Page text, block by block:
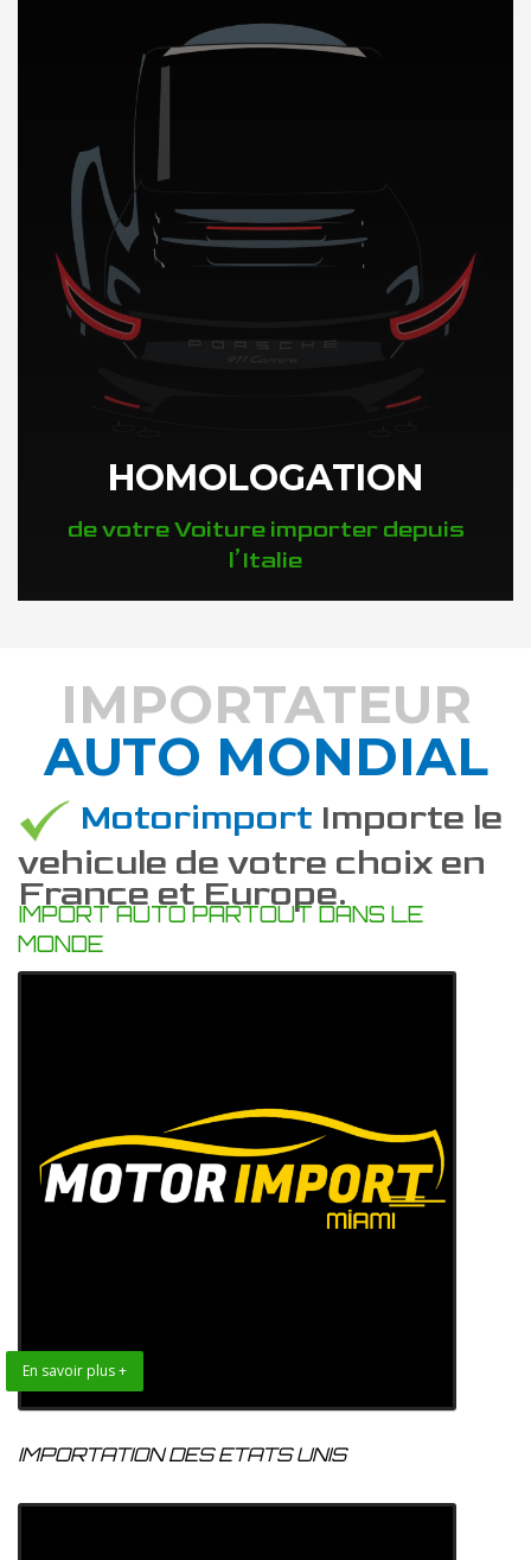
DÉCOUVREZ NOTRE IMPORTATION AUTO en Italie
HOMOLOGATION
de votre Voiture importer depuis
l’Italie
DÉCOUVREZ COMMENT
IMPORTATEUR
AUTO MONDIAL
Motorimport Importe le
vehicule de votre choix en
France et Europe.
IMPORT AUTO PARTOUT DANS LE
MONDE
En savoir plus +
IMPORTATION DES ETATS UNIS